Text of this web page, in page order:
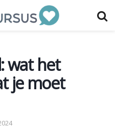
wat het
je moet